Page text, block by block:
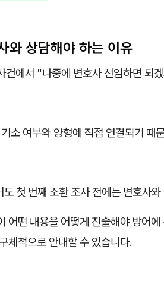
와 상담해야 하는 이유
건에서 "나중에 변호사 선임하면 되
소 여부와 양형에 직접 연결되기 때
첫 번째 소환 조사 전에는 변호사
어떤 내용을 어떻게 진술해야 방어
체적으로 안내할 수 있습니다.